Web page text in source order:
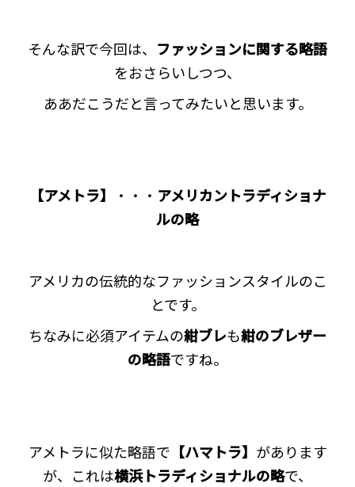
そんな訳で今回は、 ファッションに関する略語
をおさらいしつつ、
ああだこうだと言ってみたいと思います。
【アメトラ】 ・・・ アメリカントラディショナ
ルの略
アメリカの伝統的なファッションスタイルのこ
とです。
ちなみに必須アイテムの紺ブレも紺のブレザー
の略語ですね。
アメトラに似た略語で 【ハマトラ】 があります
が、これは横浜トラディショナルの略で、